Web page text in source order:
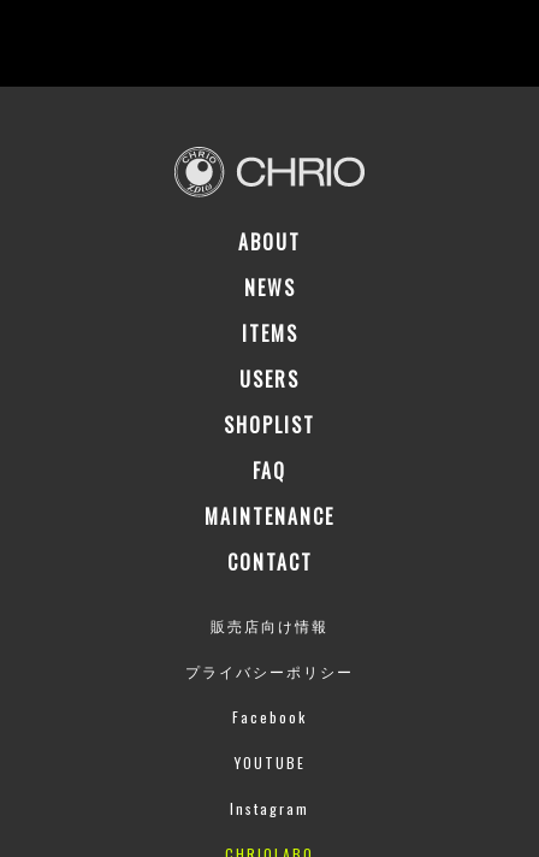
ABOUT
NEWS
ITEMS
USERS
SHOPLIST
FAQ
MAINTENANCE
CONTACT
販売店向け情報
プライバシーポリシー
Facebook
YOUTUBE
Instagram